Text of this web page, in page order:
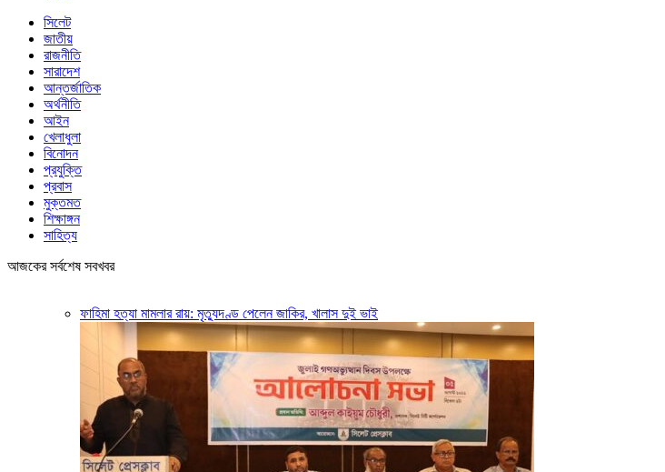
সিলেট
জাতীয়
রাজনীতি
সারাদেশ
আন্তর্জাতিক
অর্থনীতি
আইন
খেলাধুলা
বিনোদন
প্রযুক্তি
প্রবাস
মুক্তমত
শিক্ষাঙ্গন
সাহিত্য
আজকের সর্বশেষ সবখবর
ফাহিমা হত্যা মামলার রায়: মৃত্যুদণ্ড পেলেন জাকির, খালাস দুই ভাই